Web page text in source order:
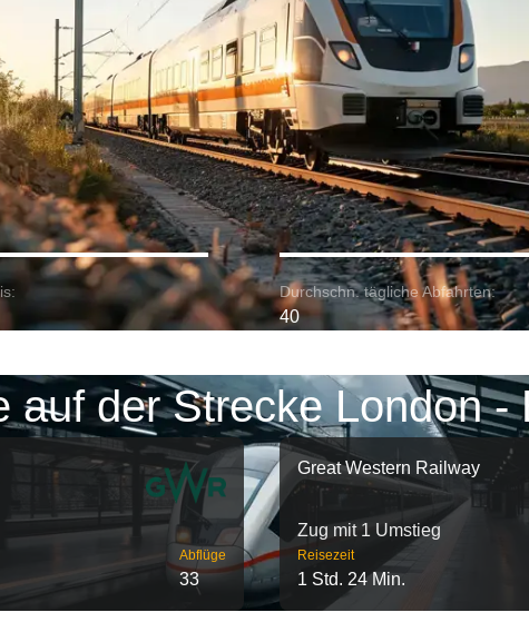
Durchschn. tägliche Abfahrten:
40
auf der Strecke London -
Abflüge
33
Great Western Railway
Zug mit 1 Umstieg
Reisezeit
1 Std. 24 Min.